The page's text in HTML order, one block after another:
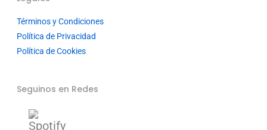
Términos y Condiciones
Política de Privacidad
Política de Cookies
Seguinos en Redes